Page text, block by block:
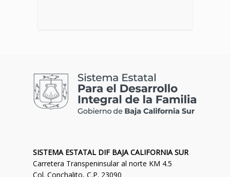
SISTEMA ESTATAL DIF BAJA CALIFORNIA SUR
Carretera Transpeninsular al norte KM 4.5
Col. Conchalito, C.P. 23090